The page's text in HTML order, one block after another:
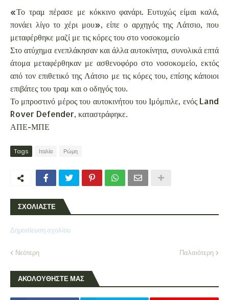
«Το τραμ πέρασε με κόκκινο φανάρι. Ευτυχώς είμαι καλά,
πονάει λίγο το χέρι μου», είπε ο αρχηγός της Λάτσιο, που
μεταφέρθηκε μαζί με τις κόρες του στο νοσοκομείο
Στο ατύχημα ενεπλάκησαν και άλλα αυτοκίνητα, συνολικά επτά
άτομα μεταφέρθηκαν με ασθενοφόρο στο νοσοκομείο, εκτός
από τον επιθετικό της Λάτσιο με τις κόρες του, επίσης κάποιοι
επιβάτες του τραμ και ο οδηγός του.
Το μπροστινό μέρος του αυτοκινήτου του Ιμόμπιλε, ενός Land
Rover Defender, καταστράφηκε.
ΑΠΕ-ΜΠΕ
Tags Ιταλία Ρώμη
ΣΧΟΛΙΑΣΤΕ
Δημοσίευση σχολίου
Νεότερη Παλαιότερη
ΑΚΟΛΟΥΘΗΣΤΕ ΜΑΣ